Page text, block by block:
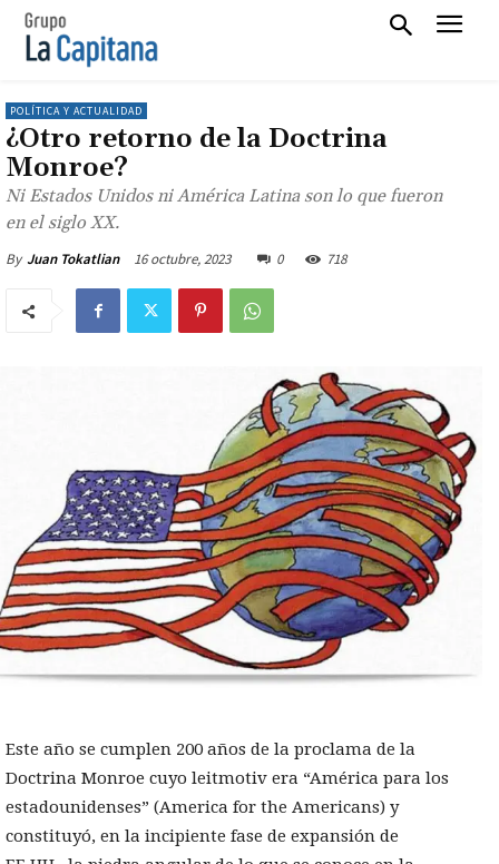
POLÍTICA Y ACTUALIDAD
¿Otro retorno de la Doctrina
Monroe?
Ni Estados Unidos ni América Latina son lo que fueron
en el siglo XX.
By Juan Tokatlian 16 octubre, 2023 0 718
Este año se cumplen 200 años de la proclama de la
Doctrina Monroe cuyo leitmotiv era “América para los
estadounidenses” (America for the Americans) y
constituyó, en la incipiente fase de expansión de